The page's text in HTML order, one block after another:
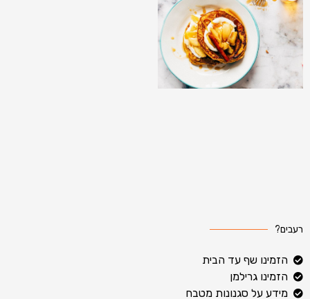
רעבים?
הזמינו שף עד הבית
הזמינו גרילמן
מידע על סגנונות מטבח